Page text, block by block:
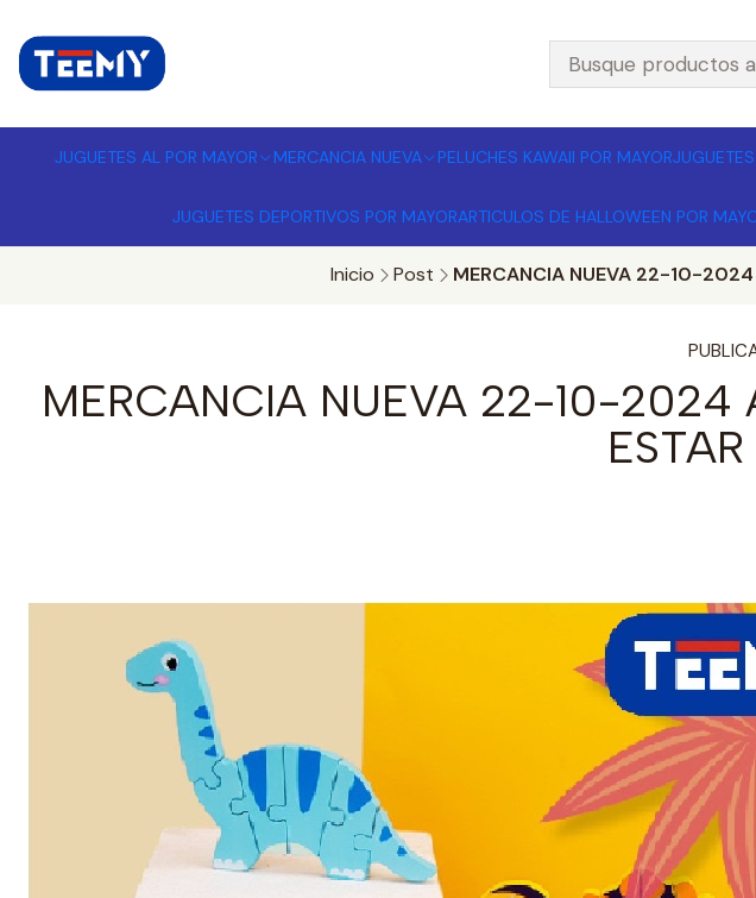
JUGUETES AL POR MAYOR MERCANCIA NUEVA PELUCHES KAWAII POR MAYOR
JUGUETES DEPORTIVOS POR MAYORARTICULOS DE HALLOWEEN POR
Inicio Post MERCANCIA NUEVA 22-10-2024
MERCANCIA NUEVA 22-10-2024